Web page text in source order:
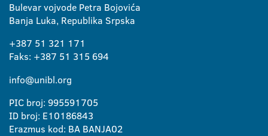
Bulevar vojvode Petra Bojovića
Banja Luka, Republika Srpska
+387 51 321 171
Faks: +387 51 315 694
info@unibl.org
PIC broj: 995591705
ID broj: E10186843
Erazmus kod: BA BANJA02